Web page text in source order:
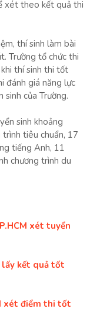
xét theo kết quả thi
thí sinh làm bài
Trường tổ chức thi
thí sinh thi tốt
đánh giá năng lực
của Trường.
sinh khoảng
tiêu chuẩn, 17
tiếng Anh, 11
chương trình du
xét tuyển
kết quả tốt
xét điểm thi tốt